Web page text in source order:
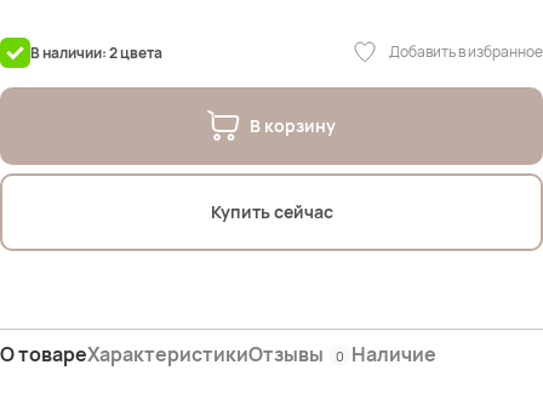
Дл.изделия- 64 см
Дл.плеча- 20 см
100% нейлон, подклад- 100% полиэстер,
Параметры Оли: Рост 164 см; ОТ 86см; ОБ 110см; ОЖ 100см
В наличии: 2 цвета Добавить в избранное
В корзину
Купить сейчас
О товареХарактеристикиОтзывы 0 Наличие